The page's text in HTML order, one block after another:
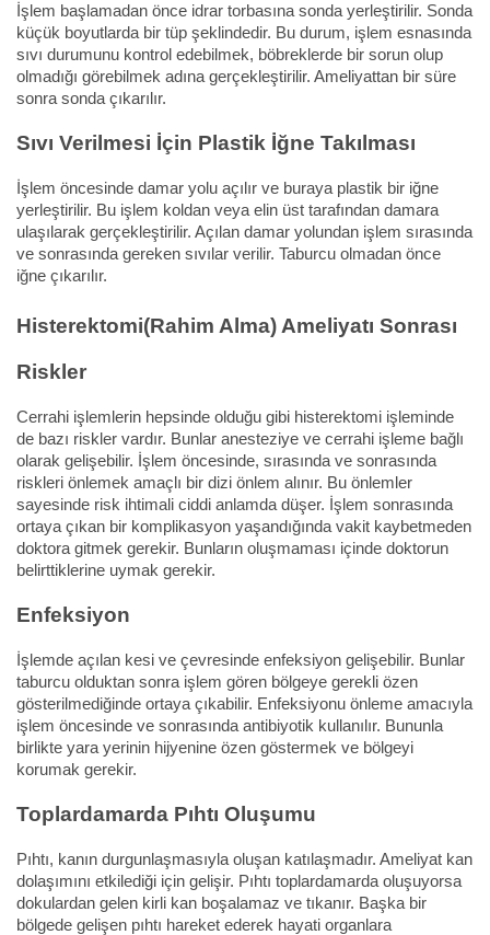
İşlem başlamadan önce idrar torbasına sonda yerleştirilir. Sonda
küçük boyutlarda bir tüp şeklindedir. Bu durum, işlem esnasında
sıvı durumunu kontrol edebilmek, böbreklerde bir sorun olup
olmadığı görebilmek adına gerçekleştirilir. Ameliyattan bir süre
sonra sonda çıkarılır.
Sıvı Verilmesi İçin Plastik İğne Takılması
İşlem öncesinde damar yolu açılır ve buraya plastik bir iğne
yerleştirilir. Bu işlem koldan veya elin üst tarafından damara
ulaşılarak gerçekleştirilir. Açılan damar yolundan işlem sırasında
ve sonrasında gereken sıvılar verilir. Taburcu olmadan önce
iğne çıkarılır.
Histerektomi(Rahim Alma) Ameliyatı Sonrası
Riskler
Cerrahi işlemlerin hepsinde olduğu gibi histerektomi işleminde
de bazı riskler vardır. Bunlar anesteziye ve cerrahi işleme bağlı
olarak gelişebilir. İşlem öncesinde, sırasında ve sonrasında
riskleri önlemek amaçlı bir dizi önlem alınır. Bu önlemler
sayesinde risk ihtimali ciddi anlamda düşer. İşlem sonrasında
ortaya çıkan bir komplikasyon yaşandığında vakit kaybetmeden
doktora gitmek gerekir. Bunların oluşmaması içinde doktorun
belirttiklerine uymak gerekir.
Enfeksiyon
İşlemde açılan kesi ve çevresinde enfeksiyon gelişebilir. Bunlar
taburcu olduktan sonra işlem gören bölgeye gerekli özen
gösterilmediğinde ortaya çıkabilir. Enfeksiyonu önleme amacıyla
işlem öncesinde ve sonrasında antibiyotik kullanılır. Bununla
birlikte yara yerinin hijyenine özen göstermek ve bölgeyi
korumak gerekir.
Toplardamarda Pıhtı Oluşumu
Pıhtı, kanın durgunlaşmasıyla oluşan katılaşmadır. Ameliyat kan
dolaşımını etkilediği için gelişir. Pıhtı toplardamarda oluşuyorsa
dokulardan gelen kirli kan boşalamaz ve tıkanır. Başka bir
bölgede gelişen pıhtı hareket ederek hayati organlara